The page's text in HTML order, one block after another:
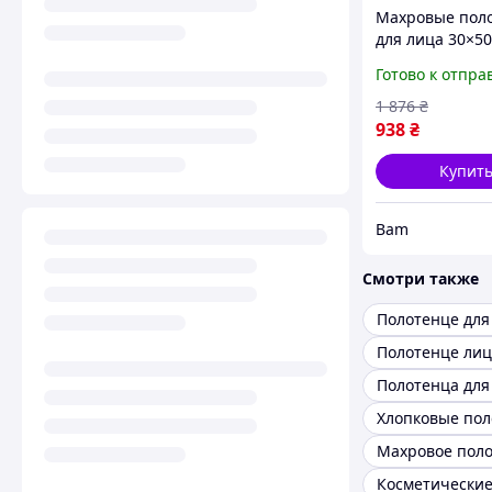
Махровые
для лица
мягкая махра
цвета bam
Готово к
938₴
1 876 ₴
Купить
Bam
Смотри также
Полотенце для
Полотенце